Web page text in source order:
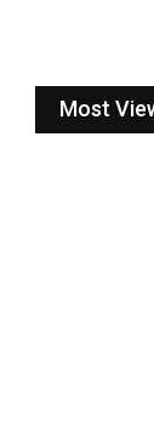
Most